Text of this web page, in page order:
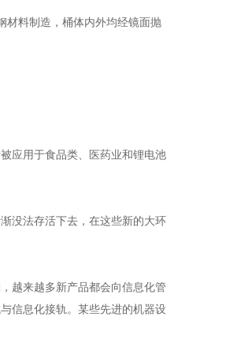
料制造，桶体内外均经镜面抛
应用于食品类、医药业和锂电池
没法存活下去，在这些新的大环
越来越多新产品都会向信息化管
信息化接轨。某些先进的机器设